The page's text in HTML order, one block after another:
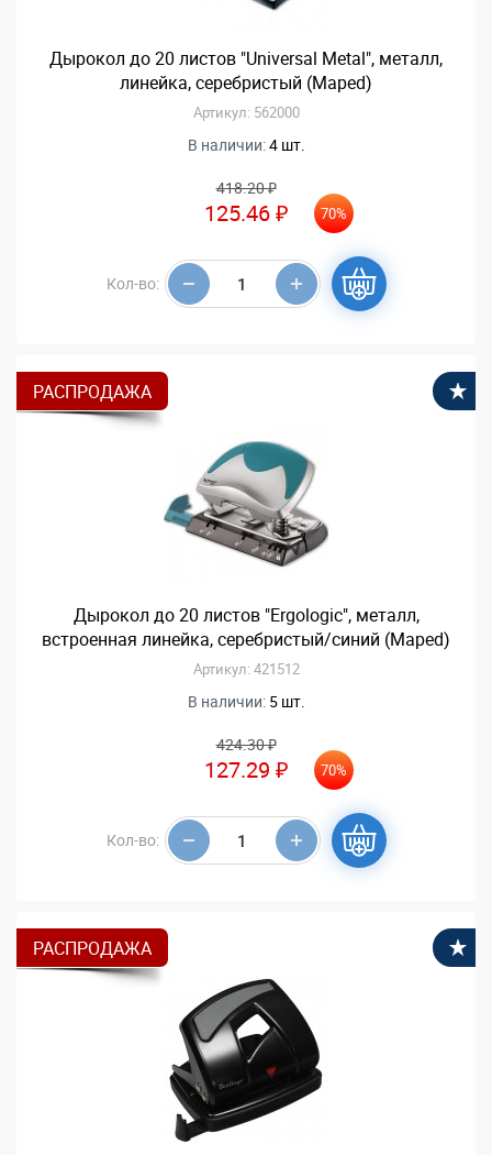
Дырокол до 20 листов "Universal Metal", металл,
линейка, серебристый (Maped)
Артикул: 562000
В наличии:4 шт.
418.20 ₽
125.46 ₽ 70%
Кол-во:
РАСПРОДАЖА
Дырокол до 20 листов "Ergologic", металл,
встроенная линейка, серебристый/синий (Maped)
Артикул: 421512
В наличии: 5 шт.
424.30 ₽
127.29 ₽ 70%
Кол-во:
РАСПРОДАЖА